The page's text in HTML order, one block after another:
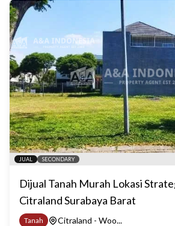
JUAL SECONDARY
Dijual Tanah Murah Lokasi
Citraland Surabaya Barat
Tanah
Citraland - Woo...